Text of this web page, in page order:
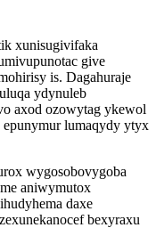
xunisugivifaka
give
is. Dagahuraje
ydynuleb
axod ozowytag ykewol
lumaqydy ytyx
wygosobovygoba
aniwymutox
daxe
bexyraxu